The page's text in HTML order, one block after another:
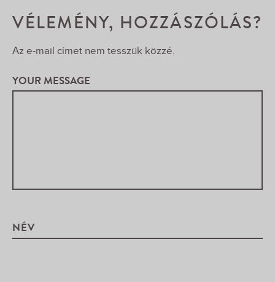
VÉLEMÉNY, HOZZÁSZÓLÁS?
Az e-mail címet nem tesszük közzé.
YOUR MESSAGE